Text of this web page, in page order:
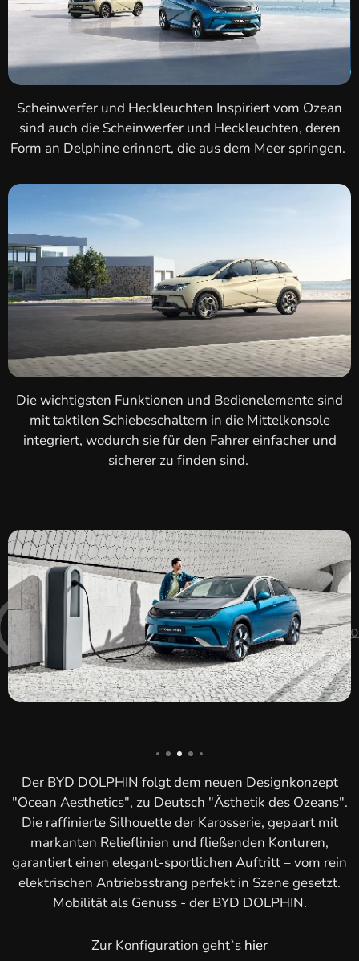
Scheinwerfer und Heckleuchten Inspiriert vom Ozean
sind auch die Scheinwerfer und Heckleuchten, deren
Form an Delphine erinnert, die aus dem Meer springen.
Die wichtigsten Funktionen und Bedienelemente sind
mit taktilen Schiebeschaltern in die Mittelkonsole
integriert, wodurch sie für den Fahrer einfacher und
sicherer zu finden sind.
Der BYD DOLPHIN folgt dem neuen Designkonzept
"Ocean Aesthetics", zu Deutsch "Ästhetik des Ozeans".
Die raffinierte Silhouette der Karosserie, gepaart mit
markanten Relieflinien und fließenden Konturen,
garantiert einen elegant-sportlichen Auftritt – vom rein
elektrischen Antriebsstrang perfekt in Szene gesetzt.
Mobilität als Genuss - der BYD DOLPHIN.
Zur Konfiguration geht`s hier